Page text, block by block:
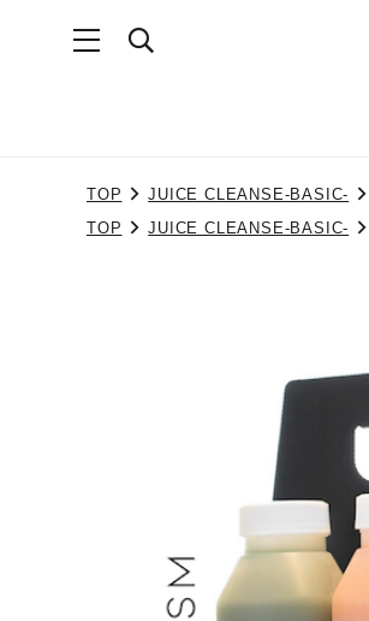
TOP JUICE CLEANSE-BASIC-
TOP
JUICE CLEANSE-BASIC-